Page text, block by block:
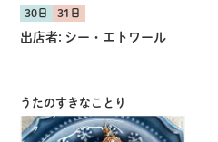
30日 31日
出店者: シー・エトワール
うたのすきなことり